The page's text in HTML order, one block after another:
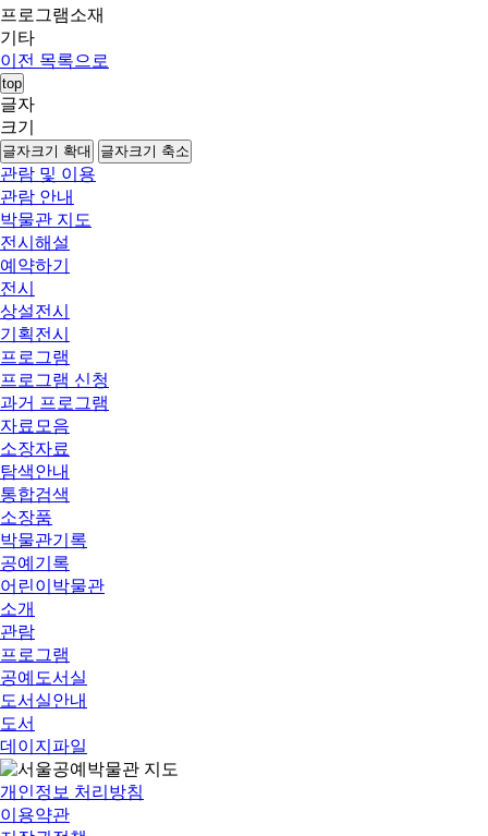
프로그램소재
기타
이전 목록으로
top
글자
크기
글자크기 확대 글자크기 축소
관람 및 이용
관람 안내
박물관 지도
전시해설
예약하기
전시
상설전시
기획전시
프로그램
프로그램 신청
과거 프로그램
자료모음
소장자료
탐색안내
통합검색
소장품
박물관기록
공예기록
어린이박물관
소개
관람
프로그램
공예도서실
도서실안내
도서
데이지파일
개인정보 처리방침
이용약관